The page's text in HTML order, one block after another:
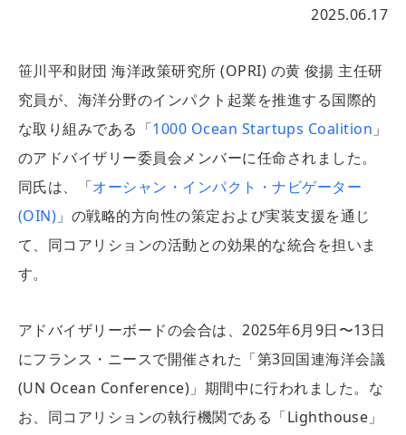
2025.06.17
笹川平和財団 海洋政策研究所 (OPRI) の黄 俊揚 主任研
究員が、海洋分野のインパクト起業を推進する国際的
な取り組みである「1000 Ocean Startups Coalition 」
のアドバイザリー委員会メンバーに任命されました。
同氏は、「オーシャン・インパクト・ナビゲーター
(OIN) 」の戦略的方向性の策定および実装支援を通じ
て、同コアリションの活動との効果的な統合を担いま
す。
アドバイザリーボードの会合は、2025年6月9日〜13日
にフランス・ニースで開催された「第3回国連海洋会議
(UN Ocean Conference)」期間中に行われました。な
お、同コアリションの執行機関である「Lighthouse」